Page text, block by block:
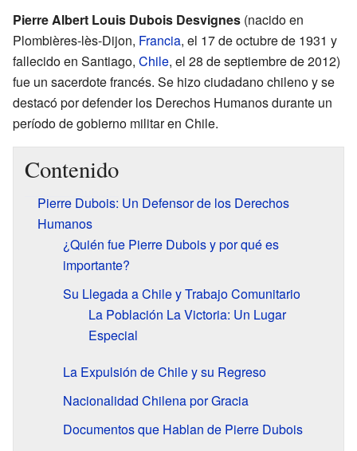
Pierre Albert Louis Dubois Desvignes (nacido en
Plombières-lès-Dijon, Francia, el 17 de octubre de 1931 y
fallecido en Santiago, Chile, el 28 de septiembre de 2012)
fue un sacerdote francés. Se hizo ciudadano chileno y se
destacó por defender los Derechos Humanos durante un
período de gobierno militar en Chile.
Contenido
Pierre Dubois: Un Defensor de los Derechos
Humanos
¿Quién fue Pierre Dubois y por qué es
importante?
Su Llegada a Chile y Trabajo Comunitario
La Población La Victoria: Un Lugar
Especial
La Expulsión de Chile y su Regreso
Nacionalidad Chilena por Gracia
Documentos que Hablan de Pierre Dubois